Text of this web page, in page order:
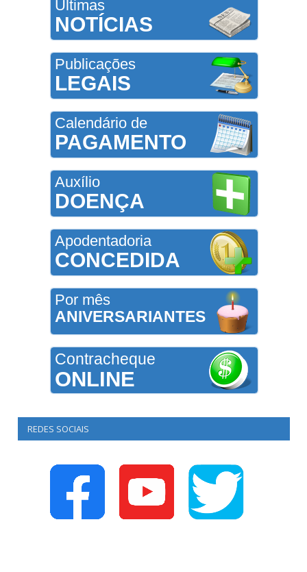
Últimas
NOTÍCIAS
Publicações
LEGAIS
Calendário de
PAGAMENTO
Auxílio
DOENÇA
Apodentadoria
CONCEDIDA
Por mês
ANIVERSARIANTES
Contracheque
ONLINE
REDES SOCIAIS